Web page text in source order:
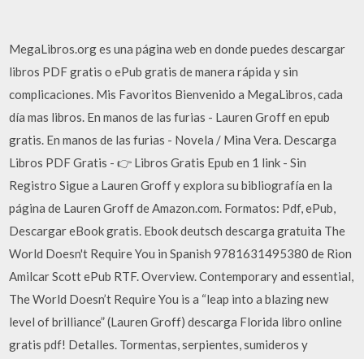
MegaLibros.org es una página web en donde puedes descargar
libros PDF gratis o ePub gratis de manera rápida y sin
complicaciones. Mis Favoritos Bienvenido a MegaLibros, cada
día mas libros. En manos de las furias - Lauren Groff en epub
gratis. En manos de las furias - Novela / Mina Vera. Descarga
Libros PDF Gratis - 👉 Libros Gratis Epub en 1 link - Sin
Registro Sigue a Lauren Groff y explora su bibliografía en la
página de Lauren Groff de Amazon.com. Formatos: Pdf, ePub,
Descargar eBook gratis. Ebook deutsch descarga gratuita The
World Doesn't Require You in Spanish 9781631495380 de Rion
Amilcar Scott ePub RTF. Overview. Contemporary and essential,
The World Doesn’t Require You is a “leap into a blazing new
level of brilliance” (Lauren Groff) descarga Florida libro online
gratis pdf! Detalles. Tormentas, serpientes, sumideros y